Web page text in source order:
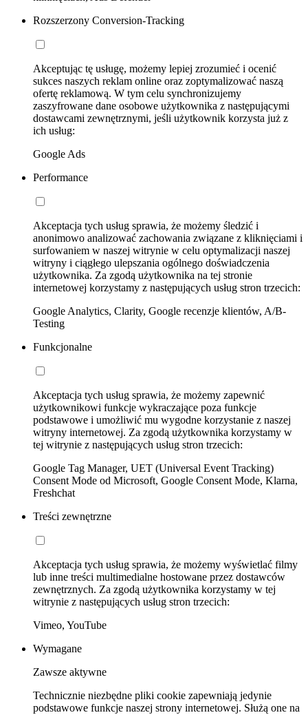
Rozszerzony Conversion-Tracking
Akceptując tę usługę, możemy lepiej zrozumieć i ocenić
sukces naszych reklam online oraz zoptymalizować naszą
ofertę reklamową. W tym celu synchronizujemy
zaszyfrowane dane osobowe użytkownika z następującymi
dostawcami zewnętrznymi, jeśli użytkownik korzysta już z
ich usług:
Google Ads
Performance
Akceptacja tych usług sprawia, że możemy śledzić i
anonimowo analizować zachowania związane z kliknięciami i
surfowaniem w naszej witrynie w celu optymalizacji naszej
witryny i ciągłego ulepszania ogólnego doświadczenia
użytkownika. Za zgodą użytkownika na tej stronie
internetowej korzystamy z następujących usług stron trzecich:
Google Analytics, Clarity, Google recenzje klientów, A/B-
Testing
Funkcjonalne
Akceptacja tych usług sprawia, że możemy zapewnić
użytkownikowi funkcje wykraczające poza funkcje
podstawowe i umożliwić mu wygodne korzystanie z naszej
witryny internetowej. Za zgodą użytkownika korzystamy w
tej witrynie z następujących usług stron trzecich:
Google Tag Manager, UET (Universal Event Tracking)
Consent Mode od Microsoft, Google Consent Mode, Klarna,
Freshchat
Treści zewnętrzne
Akceptacja tych usług sprawia, że możemy wyświetlać filmy
lub inne treści multimedialne hostowane przez dostawców
zewnętrznych. Za zgodą użytkownika korzystamy w tej
witrynie z następujących usług stron trzecich:
Vimeo, YouTube
Wymagane
Zawsze aktywne
Technicznie niezbędne pliki cookie zapewniają jedynie
podstawowe funkcje naszej strony internetowej. Służą one na